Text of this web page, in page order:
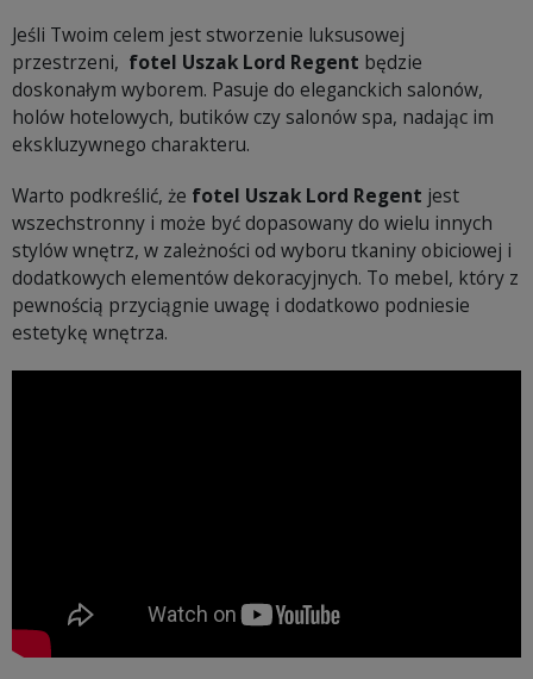
Jeśli Twoim celem jest stworzenie luksusowej
przestrzeni, fotel Uszak Lord Regent będzie
doskonałym wyborem. Pasuje do eleganckich salonów,
holów hotelowych, butików czy salonów spa, nadając im
ekskluzywnego charakteru.
Warto podkreślić, że fotel Uszak Lord Regent jest
wszechstronny i może być dopasowany do wielu innych
stylów wnętrz, w zależności od wyboru tkaniny obiciowej i
dodatkowych elementów dekoracyjnych. To mebel, który z
pewnością przyciągnie uwagę i dodatkowo podniesie
estetykę wnętrza.